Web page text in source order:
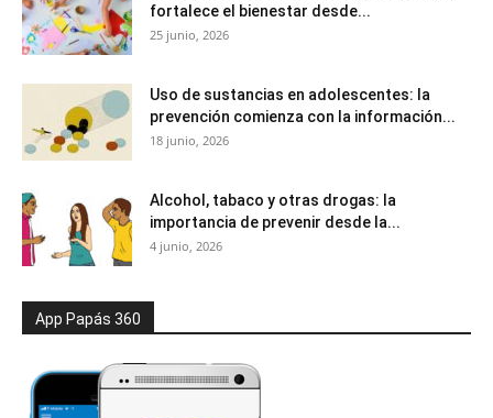
fortalece el bienestar desde...
25 junio, 2026
Uso de sustancias en adolescentes: la
prevención comienza con la información...
18 junio, 2026
Alcohol, tabaco y otras drogas: la
importancia de prevenir desde la...
4 junio, 2026
App Papás 360